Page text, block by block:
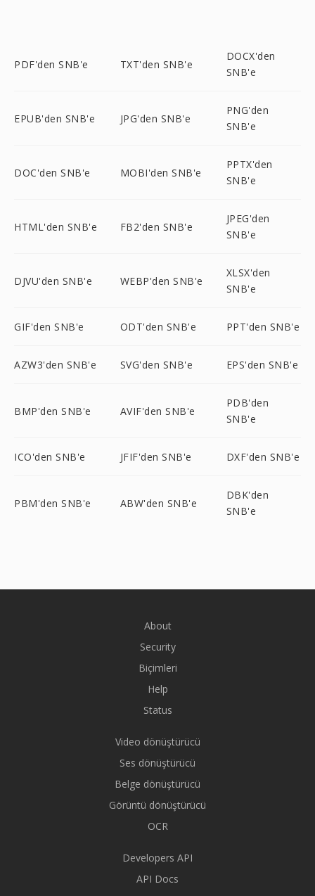
PDF'den SNB'e TXT'den SNB'e
DOCX'den
SNB'e
EPUB'den SNB'e JPG'den SNB'e
PNG'den
SNB'e
DOC'den SNB'e MOBI'den SNB'e
PPTX'den
SNB'e
HTML'den SNB'e FB2'den SNB'e
JPEG'den
SNB'e
DJVU'den SNB'e WEBP'den SNB'e
XLSX'den
SNB'e
GIF'den SNB'e ODT'den SNB'e PPT'den SNB'e
AZW3'den SNB'e SVG'den SNB'e EPS'den SNB'e
BMP'den SNB'e AVIF'den SNB'e
PDB'den
SNB'e
ICO'den SNB'e JFIF'den SNB'e DXF'den SNB'e
PBM'den SNB'e ABW'den SNB'e
DBK'den
SNB'e
About
Security
Biçimleri
Help
Status
Video dönüştürücü
Ses dönüştürücü
Belge dönüştürücü
Görüntü dönüştürücü
OCR
Developers API
API Docs